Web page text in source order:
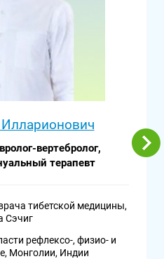
вертебролог,
терапевт
тибетской медицины,
Сэчиг
рефлексо-, физио- и
Монголии, Индии